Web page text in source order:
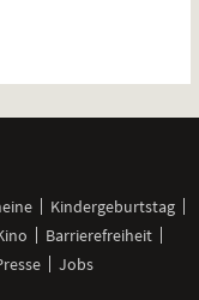
Kindergeburtstag
Barrierefreiheit
Jobs